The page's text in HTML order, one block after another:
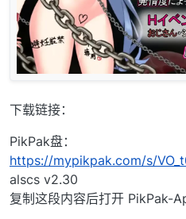
下载链接：
PikPak盘：
https://mypikpak.com/s/
alscs v2.30
复制这段内容后打开 PikPak-